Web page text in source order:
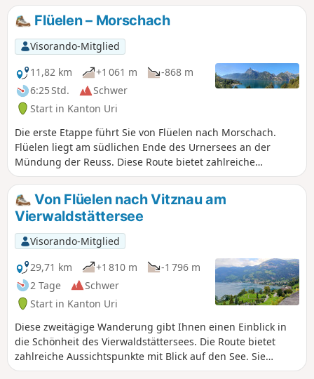
negative Höhenunterschied nur 634 m und die Distanz liegt
bei 7,5 km.
Flüelen – Morschach
Visorando-Mitglied
11,82 km
+1 061 m
-868 m
6:25 Std.
Schwer
Start in Kanton Uri
Die erste Etappe führt Sie von Flüelen nach Morschach.
Flüelen liegt am südlichen Ende des Urnersees an der
Mündung der Reuss. Diese Route bietet zahlreiche
Aussichtspunkte auf den See und die Bergketten am
Seeufer. Auf dieser Strecke entdecken Sie das Glockenspiel
der Tellsplatte, das größte Glockenspiel der Schweiz.
Außerdem können Sie die Tellskapelle am Seeufer
bewundern.
Von Flüelen nach Vitznau am
Vierwaldstättersee
Visorando-Mitglied
29,71 km
+1 810 m
-1 796 m
2 Tage
Schwer
Start in Kanton Uri
Diese zweitägige Wanderung gibt Ihnen einen Einblick in
die Schönheit des Vierwaldstättersees. Die Route bietet
zahlreiche Aussichtspunkte mit Blick auf den See. Sie
können das Glockenspiel der Tellsplatte bewundern, das